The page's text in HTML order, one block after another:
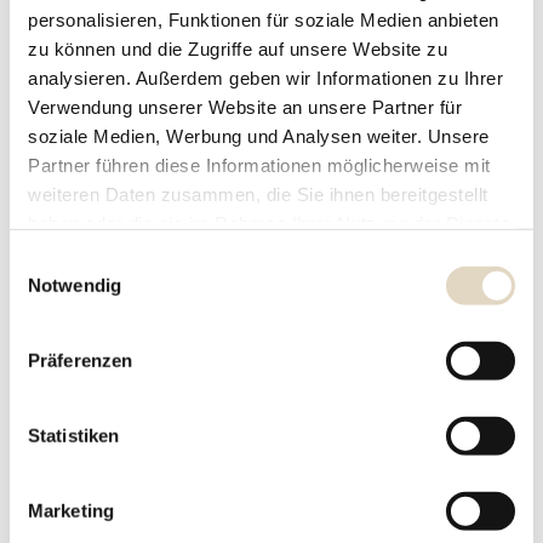
personalisieren, Funktionen für soziale Medien anbieten
zu können und die Zugriffe auf unsere Website zu
analysieren. Außerdem geben wir Informationen zu Ihrer
Verwendung unserer Website an unsere Partner für
soziale Medien, Werbung und Analysen weiter. Unsere
Partner führen diese Informationen möglicherweise mit
weiteren Daten zusammen, die Sie ihnen bereitgestellt
Cookies, wenn Sie unsere Webseite weiterhin nutzen.
Notwendig
Präferenzen
Statistiken
Marketing
URL der Seite oder Seiten, auf denen Ihre gefundene Barriere
vorkommt
Beschreibung der Barriere *
d
g
u
n
DSGVO-Einverständnis
Obere Wässere, die von mir überreichten
Informationen und Kontaktdaten dazu verwendet,
um mit mir anlässlich meiner Kontaktaufnahme in
Verbindung zu treten, hierüber zu kommunizieren